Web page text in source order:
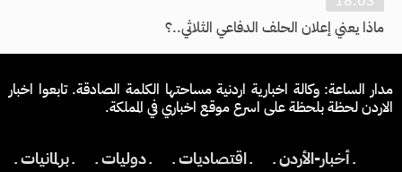
ماذا يعني إعلان الحلف الدفاعي الثلاثي..؟
مدار الساعة: وكالة اخبارية اردنية مساحتها الكلمة الصادقة. تابعوا اخبار
الاردن لحظة بلحظة على اسرع موقع اخباري في المملكة.
ـ أخبار-الأردن ـ ـ اقتصاديات ـ ـ دوليات ـ
ـ برلمانيات ـ